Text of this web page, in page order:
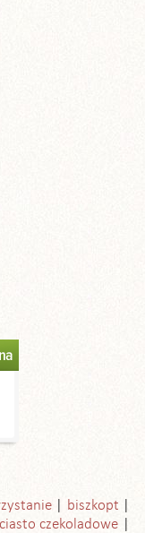
biszkopt
ciasto czekoladowe